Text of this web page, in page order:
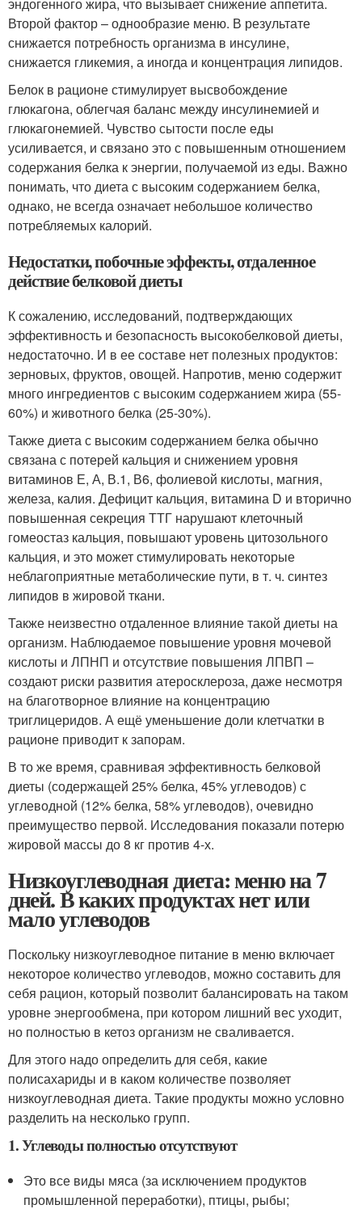
Второй фактор – однообразие меню. В результате
снижается потребность организма в инсулине,
снижается гликемия, а иногда и концентрация липидов.
Белок в рационе стимулирует высвобождение
глюкагона, облегчая баланс между инсулинемией и
глюкагонемией. Чувство сытости после еды
усиливается, и связано это с повышенным отношением
содержания белка к энергии, получаемой из еды. Важно
понимать, что диета с высоким содержанием белка,
однако, не всегда означает небольшое количество
потребляемых калорий.
Недостатки, побочные эффекты, отдаленное
действие белковой диеты
К сожалению, исследований, подтверждающих
эффективность и безопасность высокобелковой диеты,
недостаточно. И в ее составе нет полезных продуктов:
зерновых, фруктов, овощей. Напротив, меню содержит
много ингредиентов с высоким содержанием жира (55-
60%) и животного белка (25-30%).
Также диета с высоким содержанием белка обычно
связана с потерей кальция и снижением уровня
витаминов Е, А, В.1, В6, фолиевой кислоты, магния,
железа, калия. Дефицит кальция, витамина D и вторично
повышенная секреция ТТГ нарушают клеточный
гомеостаз кальция, повышают уровень цитозольного
кальция, и это может стимулировать некоторые
неблагоприятные метаболические пути, в т. ч. синтез
липидов в жировой ткани.
Также неизвестно отдаленное влияние такой диеты на
организм. Наблюдаемое повышение уровня мочевой
кислоты и ЛПНП и отсутствие повышения ЛПВП –
создают риски развития атеросклероза, даже несмотря
на благотворное влияние на концентрацию
триглицеридов. А ещё уменьшение доли клетчатки в
рационе приводит к запорам.
В то же время, сравнивая эффективность белковой
диеты (содержащей 25% белка, 45% углеводов) с
углеводной (12% белка, 58% углеводов), очевидно
преимущество первой. Исследования показали потерю
жировой массы до 8 кг против 4-х.
Низкоуглеводная диета: меню на 7
дней. В каких продуктах нет или
мало углеводов
Поскольку низкоуглеводное питание в меню включает
некоторое количество углеводов, можно составить для
себя рацион, который позволит балансировать на таком
уровне энергообмена, при котором лишний вес уходит,
но полностью в кетоз организм не сваливается.
Для этого надо определить для себя, какие
полисахариды и в каком количестве позволяет
низкоуглеводная диета. Такие продукты можно условно
разделить на несколько групп.
1. Углеводы полностью отсутствуют
Это все виды мяса (за исключением продуктов
промышленной переработки), птицы, рыбы;